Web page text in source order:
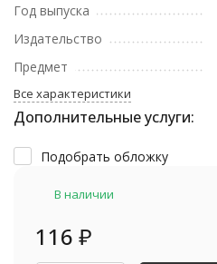
Год выпуска
Издательство
Предмет
Все характеристики
Дополнительные услуги:
Подобрать обложку
В наличии
116 ₽